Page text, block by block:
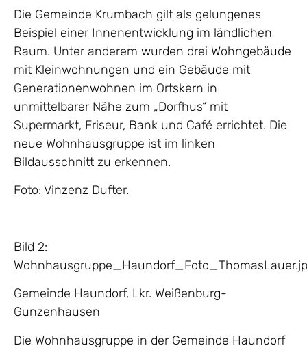
Die Gemeinde Krumbach gilt als gelungenes
Beispiel einer Innenentwicklung im ländlichen
Raum. Unter anderem wurden drei Wohngebäude
mit Kleinwohnungen und ein Gebäude mit
Generationenwohnen im Ortskern in
unmittelbarer Nähe zum „Dorfhus“ mit
Supermarkt, Friseur, Bank und Café errichtet. Die
neue Wohnhausgruppe ist im linken
Bildausschnitt zu erkennen.
Foto: Vinzenz Dufter.
Bild 2:
Gemeinde Haundorf, Lkr. Weißenburg-
Gunzenhausen
Die Wohnhausgruppe in der Gemeinde Haundorf